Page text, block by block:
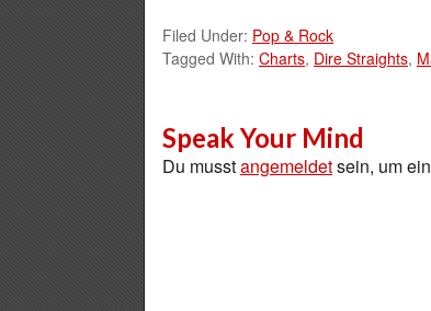
Filed Under: Pop & Rock
Tagged With: Charts, Dire Straights,
Speak Your Mind
Du musstangemeldetsein, um